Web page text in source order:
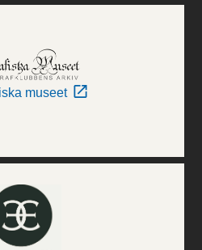
museet